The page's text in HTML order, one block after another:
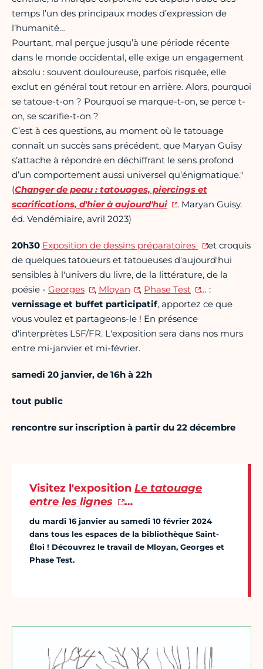
temps l’un des principaux modes d’expression de
l’humanité…
Pourtant, mal perçue jusqu’à une période récente
dans le monde occidental, elle exige un engagement
absolu : souvent douloureuse, parfois risquée, elle
exclut en général tout retour en arrière. Alors, pourquoi
se tatoue-t-on ? Pourquoi se marque-t-on, se perce t-
on, se scarifie-t-on ?
C’est à ces questions, au moment où le tatouage
connaît un succès sans précédent, que Maryan Guisy
s’attache à répondre en déchiffrant le sens profond
d’un comportement aussi universel qu’énigmatique."
(Changer de peau : tatouages, piercings et
scarifications, d'hier à aujourd'hui
. Maryan Guisy.
éd. Vendémiaire, avril 2023)
20h30 Exposition de dessins préparatoires
et croquis
de quelques tatoueurs et tatoueuses d'aujourd'hui
sensibles à l'univers du livre, de la littérature, de la
poésie - Georges , Mloyan , Phase Test
… :
vernissage et buffet participatif, apportez ce que
vous voulez et partageons-le ! En présence
d'interprètes LSF/FR. L'exposition sera dans nos murs
entre mi-janvier et mi-février.
samedi 20 janvier, de 16h à 22h
tout public
rencontre sur inscription à partir du 22 décembre
Visitez l'exposition Le tatouage
entre les lignes
…
du mardi 16 janvier au samedi 10 février 2024
dans tous les espaces de la bibliothèque Saint-
Éloi ! Découvrez le travail de Mloyan, Georges et
Phase Test.